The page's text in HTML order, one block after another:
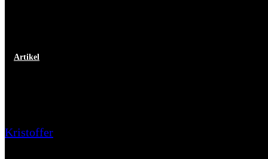
Artikel
Kristoffer